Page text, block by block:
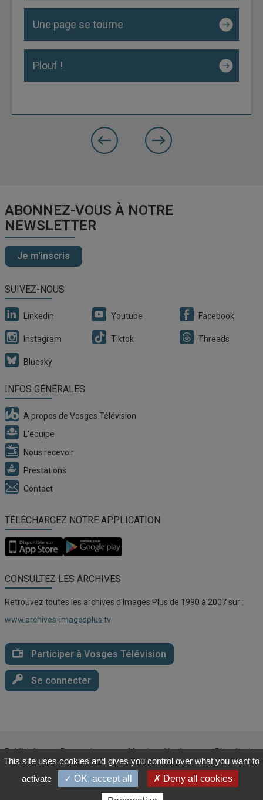
Une page se tourne
Plouf !
ABONNEZ-VOUS À NOTRE
NEWSLETTER
Je m'inscris
SUIVEZ-NOUS
Linkedin Youtube Facebook
Instagram Tiktok Threads
Bluesky
INFOS GÉNÉRALES
A propos de Vosges Télévision
L'équipe
Nous recevoir
Prestations
Contact
TÉLÉCHARGEZ NOTRE APPLICATION
Application
Vosges
pour
Application
Vosges
CONSULTEZ LES ARCHIVES
Retrouvez toutes les archives d'Images Plus de 1990 à 2007 sur :
www.archives-imagesplus.tv
Participer à Vosges Télévision
Se connecter
Publicité Partenaires Mentions légales
Plan du site
CGU
Politique de confidentialité Cookies
© 2025
This site uses cookies and gives you control over what you want to
activate
✓ OK, accept all ✗ Deny all cookies